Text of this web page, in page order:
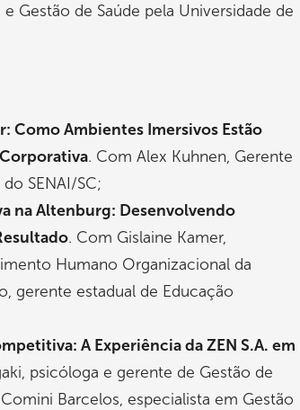
Gestão de Saúde pela Universidade de
Como Ambientes Imersivos Estão
. Com Alex Kuhnen, Gerente
SENAI/SC;
na Altenburg: Desenvolvendo
. Com Gislaine Kamer,
Humano Organizacional da
gerente estadual de Educação
A Experiência da ZEN S.A. em
psicóloga e gerente de Gestão de
Comini Barcelos, especialista em Gestão